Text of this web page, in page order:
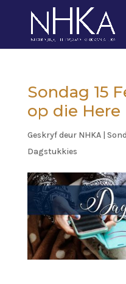
Sondag 15
op die Here
Geskryf deur NHKA|
Dagstukkies